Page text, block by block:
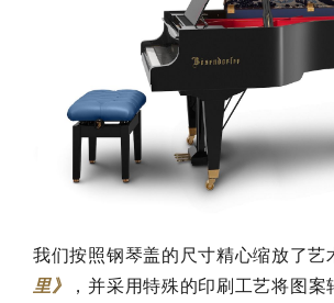
我们按照钢琴盖的尺寸精心缩放了艺
里》
，并采用特殊的印刷工艺将图